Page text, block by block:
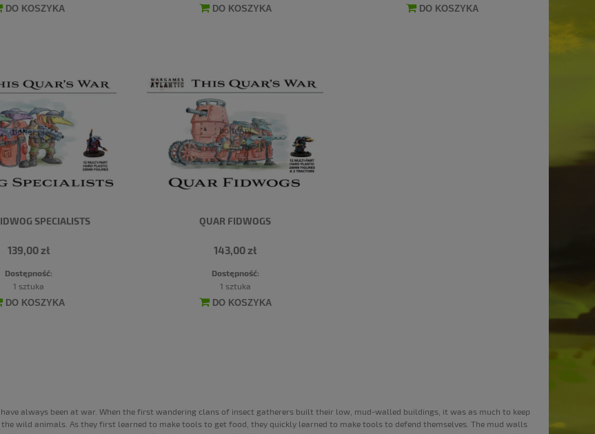
DO KOSZYKA DO KOSZYKA DO KOSZYKA
SPECIALISTS
139,00 zł
Dostępność:
1 sztuka
DO KOSZYKA
QUAR FIDWOGS
143,00 zł
Dostępność:
1 sztuka
DO KOSZYKA
have always been at war. When the first wandering clans of insect gatherers built their low, mud-walled buildings, it was as much to keep
wild animals. As they first learned to make tools to get food, they quickly learned to make tools to defend themselves. The mud walls